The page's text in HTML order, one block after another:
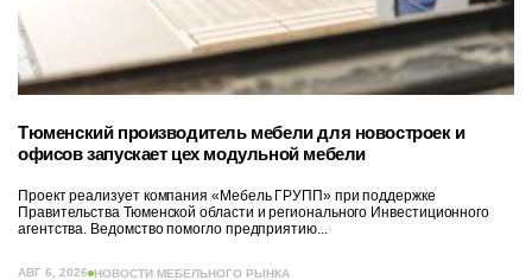
Тюменский производитель мебели для новостроек и
офисов запускает цех модульной мебели
Проект реализует компания «Мебель ГРУПП» при поддержке
Правительства Тюменской области и регионального Инвестиционного
агентства. Ведомство помогло предприятию...
АВГ 6, 2026 НОВОСТИ МЕБЕЛЬНОГО РЫНКА